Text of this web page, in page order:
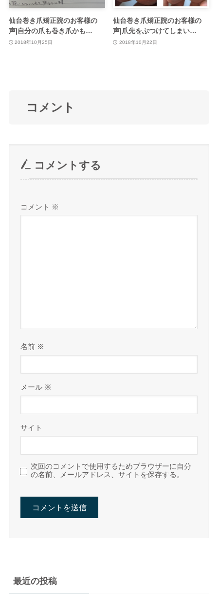
仙台巻き爪矯正院のお客様の
声|自分の爪も巻き爪かも…
2018年10月25日
仙台巻き爪矯正院のお客様の
声|爪先をぶつけてしまい…
2018年10月22日
コメント
コメントする
コメント ※
名前 ※
メール ※
サイト
次回のコメントで使用するためブラウザーに自分
の名前、メールアドレス、サイトを保存する。
最近の投稿